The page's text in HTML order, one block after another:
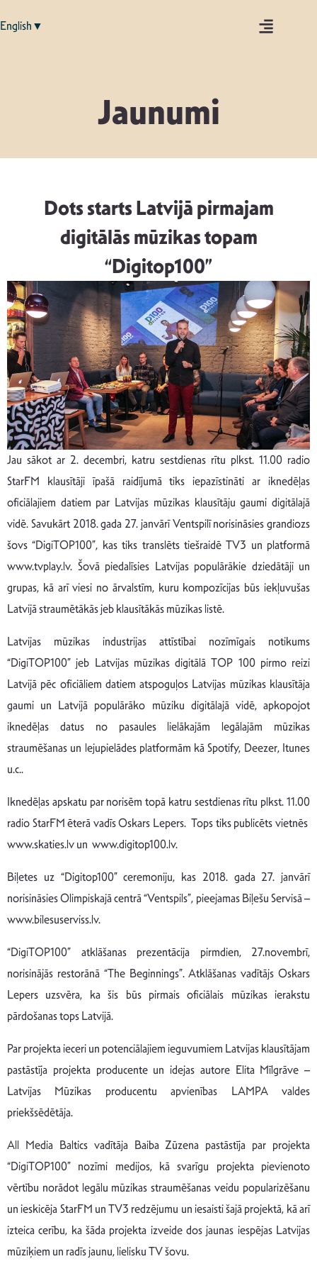
English▼
Jaunumi
Dots starts Latvijā pirmajam
digitālās mūzikas topam
“Digitop100”
Jau sākot ar 2. decembri, katru sestdienas rītu plkst. 11.00 radio
StarFM klausītāji īpašā raidījumā tiks iepazīstināti ar iknedēļas
oficiālajiem datiem par Latvijas mūzikas klausītāju gaumi digitālajā
vidē. Savukārt 2018. gada 27. janvārī Ventspilī norisināsies grandiozs
šovs “DigiTOP100”, kas tiks translēts tiešraidē TV3 un platformā
www.tvplay.lv. Šovā piedalīsies Latvijas populārākie dziedātāji un
grupas, kā arī viesi no ārvalstīm, kuru kompozīcijas būs iekļuvušas
Latvijā straumētākās jeb klausītākās mūzikas listē.
Latvijas mūzikas industrijas attīstībai nozīmīgais notikums
“DigiTOP100” jeb Latvijas mūzikas digitālā TOP 100 pirmo reizi
Latvijā pēc oficiāliem datiem atspoguļos Latvijas mūzikas klausītāja
gaumi un Latvijā populārāko mūziku digitālajā vidē, apkopojot
iknedēļas datus no pasaules lielākajām legālajām mūzikas
straumēšanas un lejupielādes platformām kā Spotify, Deezer, Itunes
u.c..
Iknedēļas apskatu par norisēm topā katru sestdienas rītu plkst. 11.00
radio StarFM ēterā vadīs Oskars Lepers. Tops tiks publicēts vietnēs
www.skaties.lv un www.digitop100.lv.
Biļetes uz “Digitop100” ceremoniju, kas 2018. gada 27. janvārī
norisināsies Olimpiskajā centrā “Ventspils”, pieejamas Biļešu Servisā –
www.bilesuserviss.lv.
“DigiTOP100” atklāšanas prezentācija pirmdien, 27.novembrī,
norisinājās restorānā “The Beginnings”. Atklāšanas vadītājs Oskars
Lepers uzsvēra, ka šis būs pirmais oficiālais mūzikas ierakstu
pārdošanas tops Latvijā.
Par projekta ieceri un potenciālajiem ieguvumiem Latvijas klausītājam
pastāstīja projekta producente un idejas autore Elita Mīlgrāve –
Latvijas Mūzikas producentu apvienības LAMPA valdes
priekšsēdētāja.
All Media Baltics vadītāja Baiba Zūzena pastāstīja par projekta
“DigiTOP100” nozīmi medijos, kā svarīgu projekta pievienoto
vērtību norādot legālu mūzikas straumēšanas veidu popularizēšanu
un ieskicēja StarFM un TV3 redzējumu un iesaisti šajā projektā, kā arī
izteica cerību, ka šāda projekta izveide dos jaunas iespējas Latvijas
mūziķiem un radīs jaunu, lielisku TV šovu.